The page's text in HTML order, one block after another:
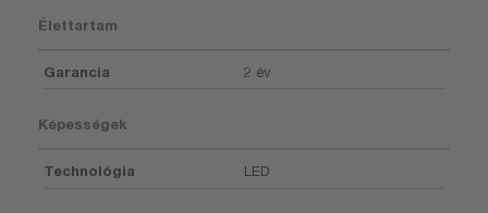
Élettartam
Garancia 2 év
Képességek
Technológia LED